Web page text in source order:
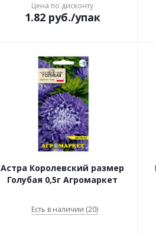
Цена по дисконту
1.82руб./упак
Астра Королевский размер
Голубая 0,5г Агромаркет
Есть в наличии (20)